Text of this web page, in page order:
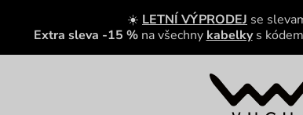
☀️ LETNÍ VÝPRODEJ se
Extra sleva -15 % na všechny kabelky s kódem